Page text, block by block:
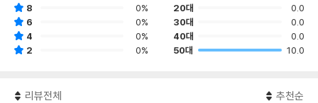
8
0%
6
0%
4
0%
2
0%
20대
0.0
30대
0.0
40대
0.0
50대
10.0
리뷰전체 추천순